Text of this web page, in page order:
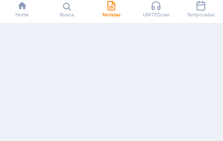
Home Busca Notícias UNITEDcast Temporadas